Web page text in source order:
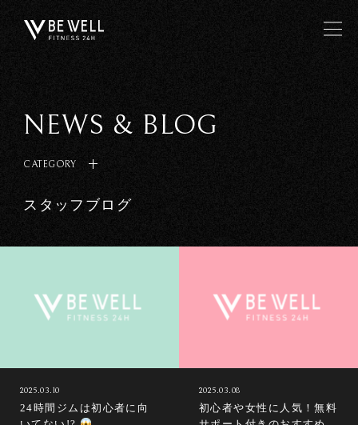
NEWS & BLOG
CATEGORY
スタッフブログ
2025.03.10
24時間ジムは初心者に向
2025.03.08
初心者や女性に人気！無料